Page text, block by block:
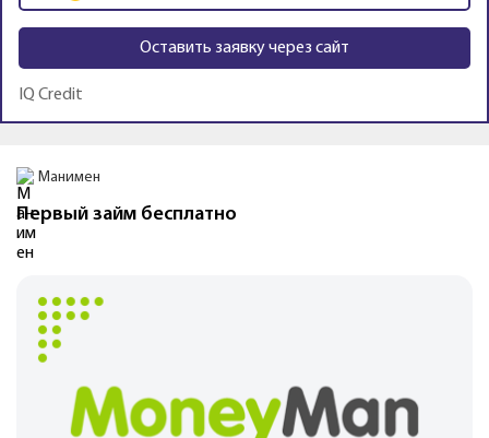
Оставить заявку через сайт
IQ Credit
Деньги Сразу
Займ в Деньги Сразу